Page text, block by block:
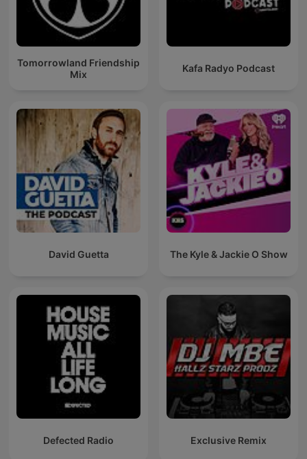
Tomorrowland Friendship
Mix
Kafa Radyo Podcast
David Guetta The Kyle & Jackie O Show
Defected Radio Exclusive Remix